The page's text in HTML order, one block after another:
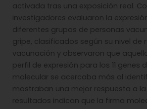
activada tras una exposición real.
investigadores evaluaron la
diferentes grupos de personas
gripe, clasificados según su nivel de
vacunación y observaron que
perfil de expresión para los 11 genes
molecular se acercaba más al
mostraban una mejor respuesta a la
resultados indican que la firma